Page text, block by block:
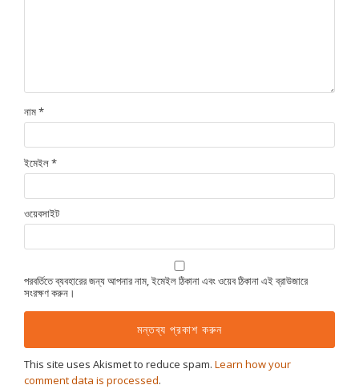
নাম*
ইমেইল*
ওয়েবসাইট
পরবর্তিতে ব্যবহারের জন্য আপনার নাম, ইমেইল ঠিকানা এবং ওয়েব ঠিকানা এই ব্রাউজারে
সংরক্ষণ করুন।
This site uses Akismet to reduce spam. Learn how your
comment data is processed.